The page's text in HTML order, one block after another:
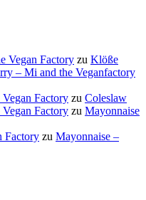
Vegan Factory zu Klöße
– Mi and the Veganfactory
Factory zu Coleslaw
Factory zu Mayonnaise
Factory zu Mayonnaise –